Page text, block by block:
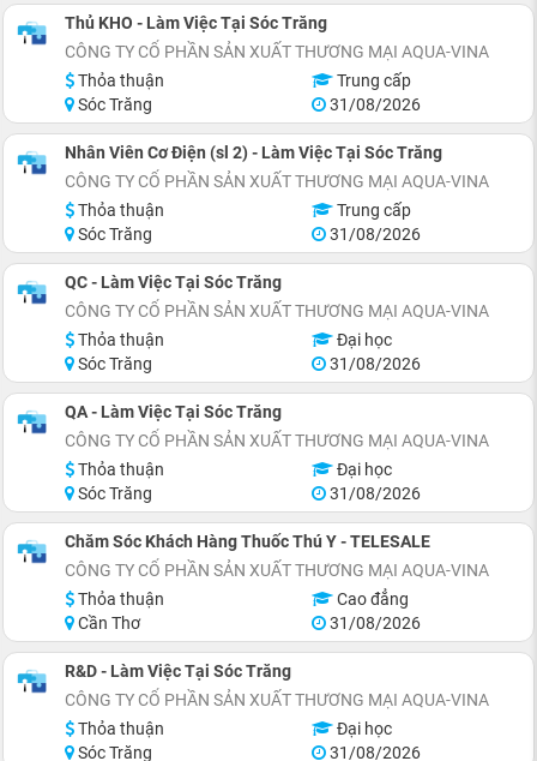
Thủ KHO - Làm Việc Tại Sóc Trăng
CÔNG TY CỔ PHẦN SẢN XUẤT THƯƠNG MẠI AQUA-VINA
Thỏa thuận
Trung cấp
Sóc Trăng
31/08/2026
Nhân Viên Cơ Điện (sl 2) - Làm Việc Tại Sóc Trăng
CÔNG TY CỔ PHẦN SẢN XUẤT THƯƠNG MẠI AQUA-VINA
Thỏa thuận
Trung cấp
Sóc Trăng
31/08/2026
QC - Làm Việc Tại Sóc Trăng
CÔNG TY CỔ PHẦN SẢN XUẤT THƯƠNG MẠI AQUA-VINA
Thỏa thuận
Đại học
Sóc Trăng
31/08/2026
QA - Làm Việc Tại Sóc Trăng
CÔNG TY CỔ PHẦN SẢN XUẤT THƯƠNG MẠI AQUA-VINA
Thỏa thuận
Đại học
Sóc Trăng
31/08/2026
Chăm Sóc Khách Hàng Thuốc Thú Y - TELESALE
CÔNG TY CỔ PHẦN SẢN XUẤT THƯƠNG MẠI AQUA-VINA
Thỏa thuận
Cao đẳng
Cần Thơ
31/08/2026
R&D - Làm Việc Tại Sóc Trăng
CÔNG TY CỔ PHẦN SẢN XUẤT THƯƠNG MẠI AQUA-VINA
Thỏa thuận
Đại học
Sóc Trăng
31/08/2026